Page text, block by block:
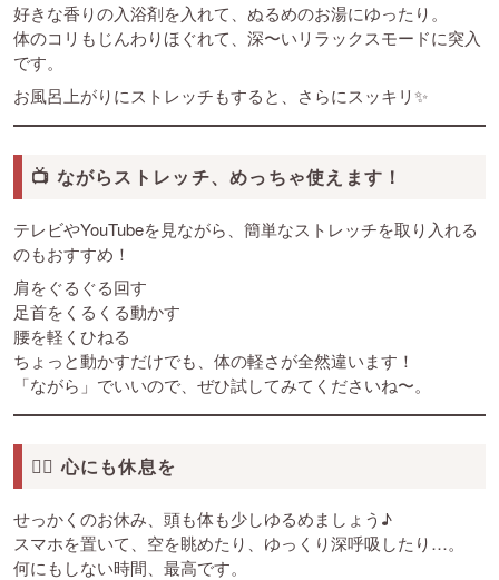
好きな香りの入浴剤を入れて、ぬるめのお湯にゆったり。
体のコリもじんわりほぐれて、深〜いリラックスモードに突入
です。
お風呂上がりにストレッチもすると、さらにスッキリ✨
📺 ながらストレッチ、めっちゃ使えます！
テレビやYouTubeを見ながら、簡単なストレッチを取り入れる
のもおすすめ！
肩をぐるぐる回す
足首をくるくる動かす
腰を軽くひねる
ちょっと動かすだけでも、体の軽さが全然違います！
「ながら」でいいので、ぜひ試してみてくださいね〜。
🧘‍♀️ 心にも休息を
せっかくのお休み、頭も体も少しゆるめましょう♪
スマホを置いて、空を眺めたり、ゆっくり深呼吸したり…。
何にもしない時間、最高です。